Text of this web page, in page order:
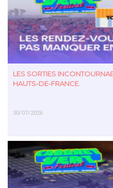
LES SORTIES
HAUTS-DE-FRANCE.
30/07/2026
EN SAVOIR PLUS